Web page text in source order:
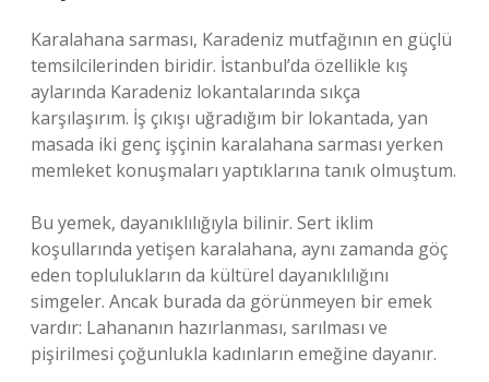
Karalahana sarması, Karadeniz mutfağının en güçlü
temsilcilerinden biridir. İstanbul’da özellikle kış
aylarında Karadeniz lokantalarında sıkça
karşılaşırım. İş çıkışı uğradığım bir lokantada, yan
masada iki genç işçinin karalahana sarması yerken
memleket konuşmaları yaptıklarına tanık olmuştum.
Bu yemek, dayanıklılığıyla bilinir. Sert iklim
koşullarında yetişen karalahana, aynı zamanda göç
eden toplulukların da kültürel dayanıklılığını
simgeler. Ancak burada da görünmeyen bir emek
vardır: Lahananın hazırlanması, sarılması ve
pişirilmesi çoğunlukla kadınların emeğine dayanır.